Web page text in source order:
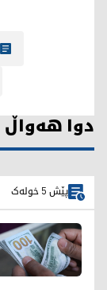
دوا هەواڵ
پێش 5 خولەک